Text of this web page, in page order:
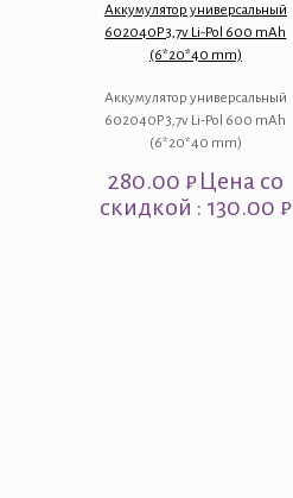
Аккумулятор универсальный
602040P 3,7v Li-Pol 600 mAh
(6*20*40 mm)
Аккумулятор универсальный
602040P 3,7v Li-Pol 600 mAh
(6*20*40 mm)
280.00₽Цена со
скидкой : 130.00 ₽